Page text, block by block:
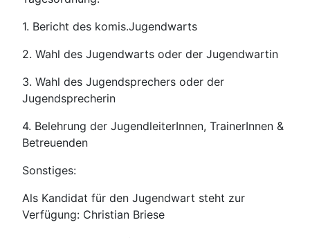
1. Bericht des komis.Jugendwarts
2. Wahl des Jugendwarts oder der Jugendwartin
3. Wahl des Jugendsprechers oder der
Jugendsprecherin
4. Belehrung der JugendleiterInnen, TrainerInnen &
Betreuenden
Sonstiges:
Als Kandidat für den Jugendwart steht zur
Verfügung: Christian Briese